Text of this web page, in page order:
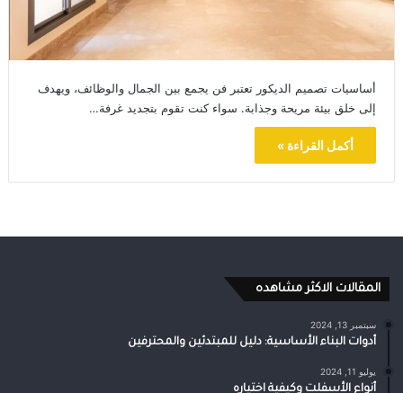
أساسيات تصميم الديكور تعتبر فن يجمع بين الجمال والوظائف، ويهدف
إلى خلق بيئة مريحة وجذابة. سواء كنت تقوم بتجديد غرفة…
أكمل القراءة »
المقالات الاكثر مشاهده
سبتمبر 13, 2024
أدوات البناء الأساسية: دليل للمبتدئين والمحترفين
يوليو 11, 2024
أنواع الأسفلت وكيفية اختياره